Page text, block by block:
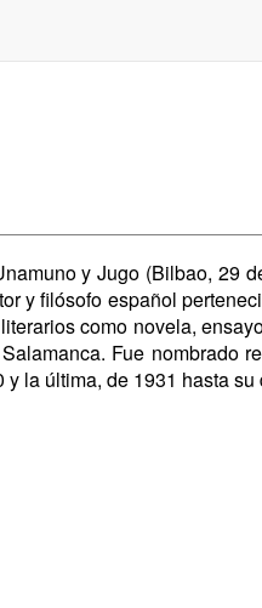
y Jugo (Bilbao, 29
y filósofo español
como novela,
Fue nombrado
y la última, de 1931 hasta